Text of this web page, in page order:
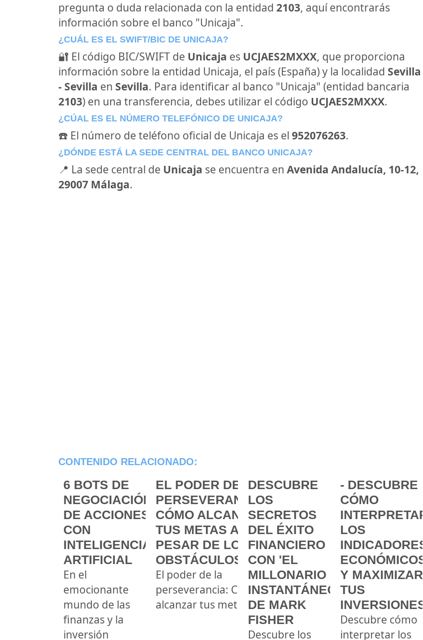
pregunta o duda relacionada con la entidad 2103, aquí encontrarás
información sobre el banco "Unicaja".
¿CUÁL ES EL SWIFT/BIC DE UNICAJA?
🔐 El código BIC/SWIFT de Unicaja es UCJAES2MXXX, que proporciona
información sobre la entidad Unicaja, el país (España) y la localidad Sevilla
- Sevilla en Sevilla. Para identificar al banco "Unicaja" (entidad bancaria
2103) en una transferencia, debes utilizar el código UCJAES2MXXX.
¿CÚAL ES EL NÚMERO TELEFÓNICO DE UNICAJA?
☎️ El número de teléfono oficial de Unicaja es el 952076263.
¿DÓNDE ESTÁ LA SEDE CENTRAL DEL BANCO UNICAJA?
📍 La sede central de Unicaja se encuentra en Avenida Andalucía, 10-12,
29007 Málaga.
CONTENIDO RELACIONADO:
6 BOTS DE
NEGOCIACIÓN
DE ACCIONES
CON
INTELIGENCIA
ARTIFICIAL
En el
emocionante
mundo de las
finanzas y la
inversión
EL PODER DE LA
PERSEVERANCIA:
CÓMO ALCANZAR
TUS METAS A
PESAR DE LOS
OBSTÁCULOS
El poder de la
perseverancia: Cómo
alcanzar tus metas
DESCUBRE
LOS
SECRETOS
DEL ÉXITO
FINANCIERO
CON 'EL
MILLONARIO
INSTANTÁNEO'
DE MARK
FISHER
Descubre los
- DESCUBRE
CÓMO
INTERPRETAR
LOS
INDICADORES
ECONÓMICOS
Y MAXIMIZAR
TUS
INVERSIONES
Descubre cómo
interpretar los